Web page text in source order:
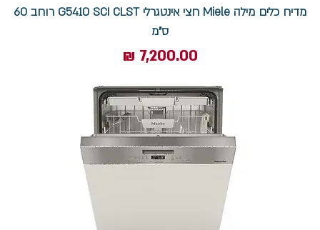
מדיח כלים מילה Miele חצי אינטגרלי G5410 SCI CLST רוחב 60
ס"מ
מחיר